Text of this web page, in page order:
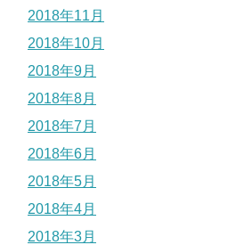
2018年11月
2018年10月
2018年9月
2018年8月
2018年7月
2018年6月
2018年5月
2018年4月
2018年3月